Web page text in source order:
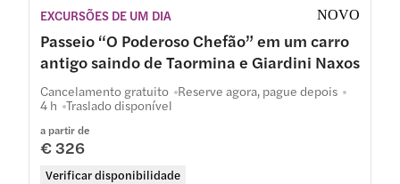
EXCURSÕES DE UM DIA NOVO
Passeio “O Poderoso Chefão” em um carro
antigo saindo de Taormina e Giardini Naxos
a partir de
€ 326
Verificar disponibilidade
Cancelamento gratuito Reserve agora, pague depois
4 h Traslado disponível